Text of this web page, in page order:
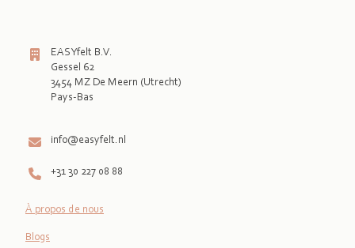
EASYfelt B.V.
Gessel 62
3454 MZ De Meern (Utrecht)
Pays-Bas
info@easyfelt.nl
+31 30 227 08 88
À propos de nous
Blogs